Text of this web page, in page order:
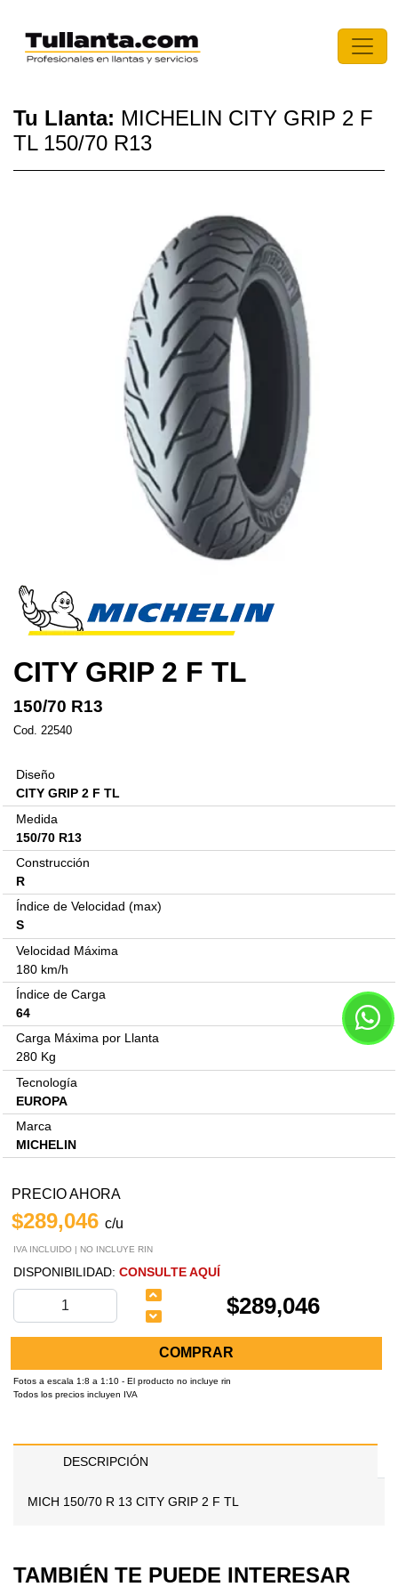
Tu Llanta: MICHELIN CITY GRIP 2 F
TL 150/70 R13
CITY GRIP 2 F TL
150/70 R13
Cod. 22540
Diseño
CITY GRIP 2 F TL
Medida
150/70 R13
Construcción
R
Índice de Velocidad (max)
S
Velocidad Máxima
180 km/h
Índice de Carga
64
Carga Máxima por Llanta
280 Kg
Tecnología
EUROPA
Marca
MICHELIN
PRECIO AHORA
$289,046 c/u
IVA INCLUIDO | NO INCLUYE RIN
DISPONIBILIDAD: CONSULTE AQUÍ
$289,046
COMPRAR
Fotos a escala 1:8 a 1:10 - El producto no incluye rin
Todos los precios incluyen IVA
DESCRIPCIÓN
MICH 150/70 R 13 CITY GRIP 2 F TL
TAMBIÉN TE PUEDE INTERESAR